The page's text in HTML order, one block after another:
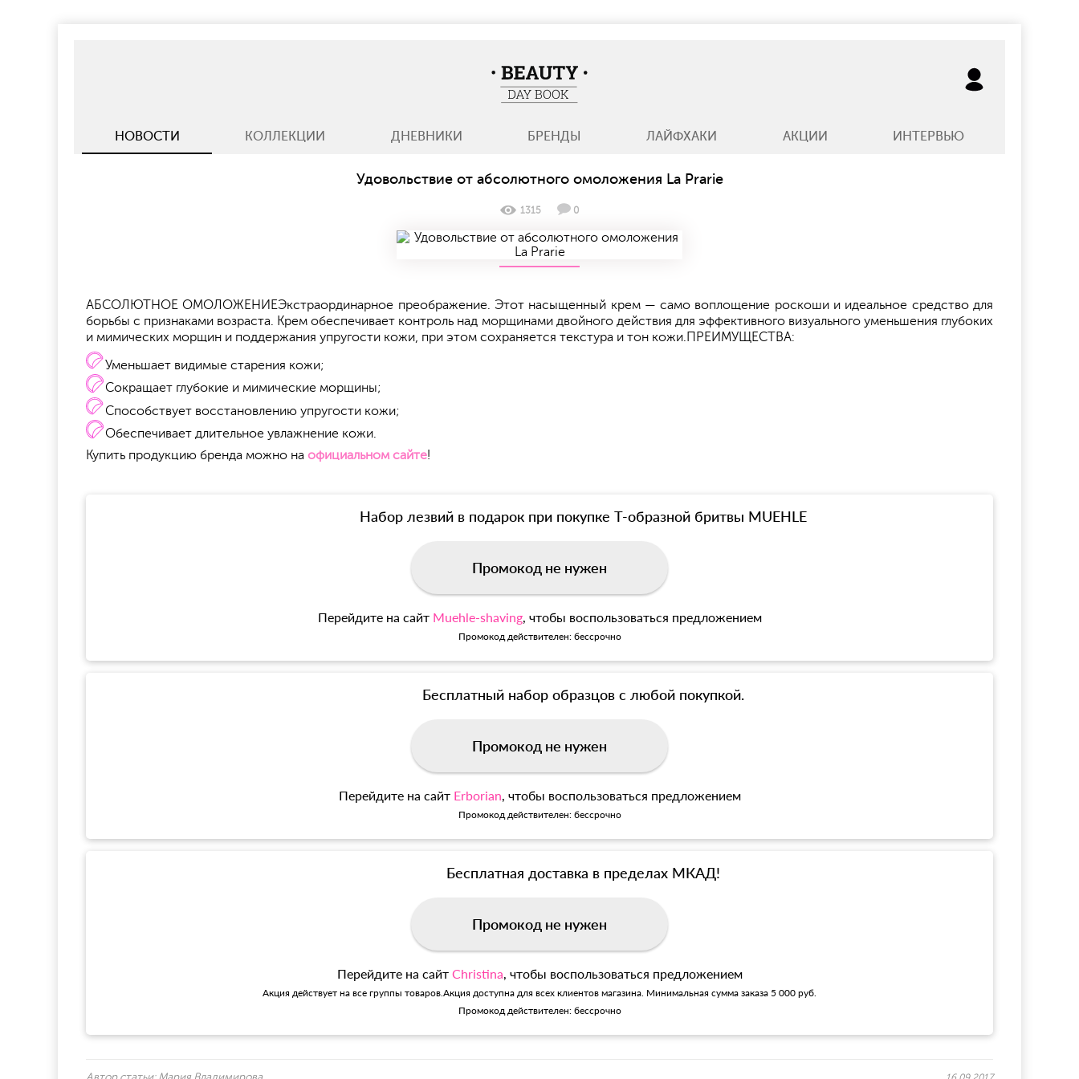
НОВОСТИ КОЛЛЕКЦИИ ДНЕВНИКИ БРЕНДЫ ЛАЙФХАКИ АКЦИИ ИНТЕРВЬЮ
BeautyDayBook
Удовольствие от абсолютного омоложения La Prarie
1315 0
АБСОЛЮТНОЕ ОМОЛОЖЕНИЕЭкстраординарное преображение. Этот насыщенный крем — само воплощение роскоши и идеальное средство для
борьбы с признаками возраста. Крем обеспечивает контроль над морщинами двойного действия для эффективного визуального уменьшения глубоких
и мимических морщин и поддержания упругости кожи, при этом сохраняется текстура и тон кожи.ПРЕИМУЩЕСТВА:
Уменьшает видимые старения кожи;
Сокращает глубокие и мимические морщины;
Способствует восстановлению упругости кожи;
Обеспечивает длительное увлажнение кожи.
Купить продукцию бренда можно на официальном сайте!
Набор лезвий в подарок при покупке Т-образной бритвы MUEHLE
Промокод не нужен
Перейдите на сайт Muehle-shaving, чтобы воспользоваться предложением
Промокод действителен: бессрочно
Бесплатный набор образцов с любой покупкой.
Промокод не нужен
Перейдите на сайт Erborian , чтобы воспользоваться предложением
Промокод действителен: бессрочно
Бесплатная доставка в пределах МКАД!
Промокод не нужен
Перейдите на сайт Christina , чтобы воспользоваться предложением
Акция действует на все группы товаров.Акция доступна для всех клиентов магазина. Минимальная сумма заказа 5 000 руб.
Промокод действителен: бессрочно